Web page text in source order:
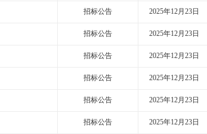
招标公告 2025年12月23日
招标公告 2025年12月23日
招标公告 2025年12月23日
招标公告 2025年12月23日
招标公告 2025年12月23日
招标公告 2025年12月23日